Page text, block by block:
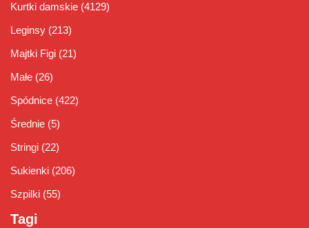
Kurtki damskie (4129)
Leginsy (213)
Majtki Figi (21)
Małe (26)
Spódnice (422)
Średnie (5)
Stringi (22)
Sukienki (206)
Szpilki (55)
Tagi